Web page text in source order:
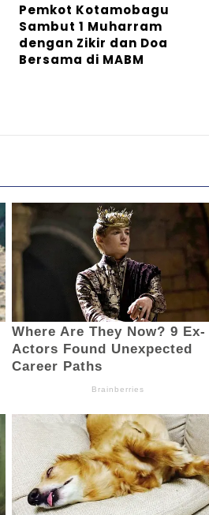
Pemkot Kotamobagu
Sambut 1 Muharram
dengan Zikir dan Doa
Bersama di MABM